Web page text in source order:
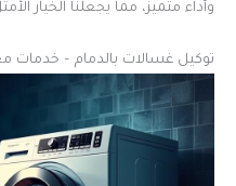
وأداء متميز، مما يجعلنا الخيار
توكيل غسالات بالدمام – خدمات